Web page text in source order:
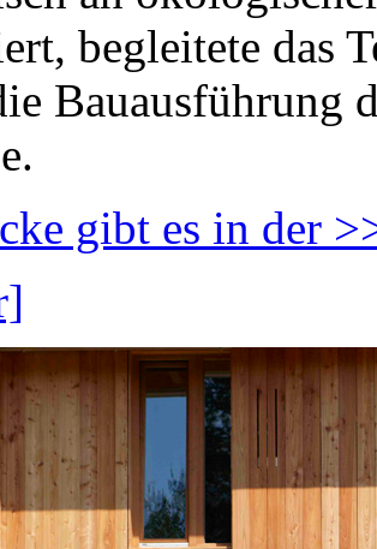
begleitete das
Bauausführung
gibt es in der